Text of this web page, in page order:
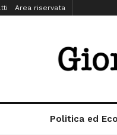
Area riservata
Politica ed